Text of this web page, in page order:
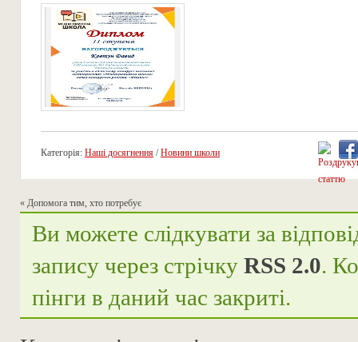
Категорія: Наші досягнення /Новини школи
« Допомога тим, хто потребує
Ви можете слідкувати за
запису через стрічку RSS 2.0.
пінги в даний час закриті.